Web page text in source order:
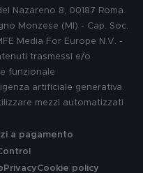
Nazareno 8, 00187 Roma.
Monzese (MI) - Cap. Soc.
Media For Europe N.V. -
trasmessi e/o
funzionale
artificiale generativa.
mezzi automatizzati
a pagamento
PrivacyCookie policy